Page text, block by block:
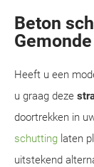
Beton
Gemonde
Heeft u een
u graag deze
doortrekken in
schutting laten
uitstekend